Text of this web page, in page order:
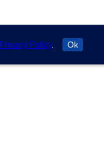
Privacy Policy. Ok